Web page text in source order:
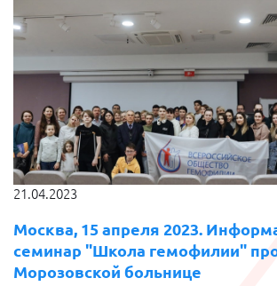
21.04.2023
Москва, 15 апреля 2023.
семинар "Школа гемофилии"
Морозовской больнице